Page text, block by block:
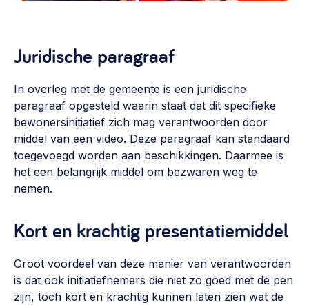
Juridische paragraaf
In overleg met de gemeente is een juridische
paragraaf opgesteld waarin staat dat dit specifieke
bewonersinitiatief zich mag verantwoorden door
middel van een video. Deze paragraaf kan standaard
toegevoegd worden aan beschikkingen. Daarmee is
het een belangrijk middel om bezwaren weg te
nemen.
Kort en krachtig presentatiemiddel
Groot voordeel van deze manier van verantwoorden
is dat ook initiatiefnemers die niet zo goed met de pen
zijn, toch kort en krachtig kunnen laten zien wat de